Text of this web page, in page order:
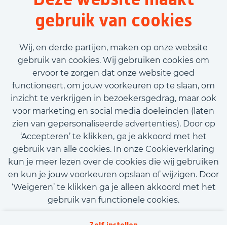
gebruik van cookies
Wij, en derde partijen, maken op onze website
gebruik van cookies. Wij gebruiken cookies om
ervoor te zorgen dat onze website goed
functioneert, om jouw voorkeuren op te slaan, om
inzicht te verkrijgen in bezoekersgedrag, maar ook
voor marketing en social media doeleinden (laten
zien van gepersonaliseerde advertenties). Door op
‘Accepteren’ te klikken, ga je akkoord met het
gebruik van alle cookies. In onze Cookieverklaring
kun je meer lezen over de cookies die wij gebruiken
en kun je jouw voorkeuren opslaan of wijzigen. Door
‘Weigeren’ te klikken ga je alleen akkoord met het
gebruik van functionele cookies.
Bouw
40 uur
€3.190,00 - €3.615,00
Bekijk vacature
Call-to-action bij meer vacatures
Kom met ons in contact